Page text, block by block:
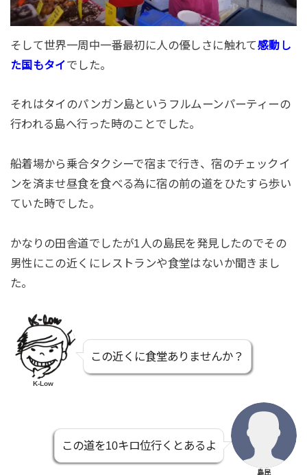
そして世界一周中一番最初に人の優しさに触れて感動し
た国もタイでした。
それはタイのパンガン島というフルムーンパーティーの
行われる島へ行った時のことでした。
船着場から乗合タクシーで宿まで行き、宿のチェックイ
ンを済ませ昼食を食べる為に宿の前の道をひたすら歩い
ていた時でした。
かなりの田舎道でしたが1人の島民を発見したのでその
男性にこの近くにレストランや食堂はないか聞きまし
た。
K-Low
この近くに食堂ありませんか？
この道を10キロ位行くとあるよ
島民